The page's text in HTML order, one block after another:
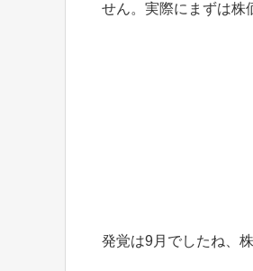
せん。実際にまずは株
発覚は9月でしたね、